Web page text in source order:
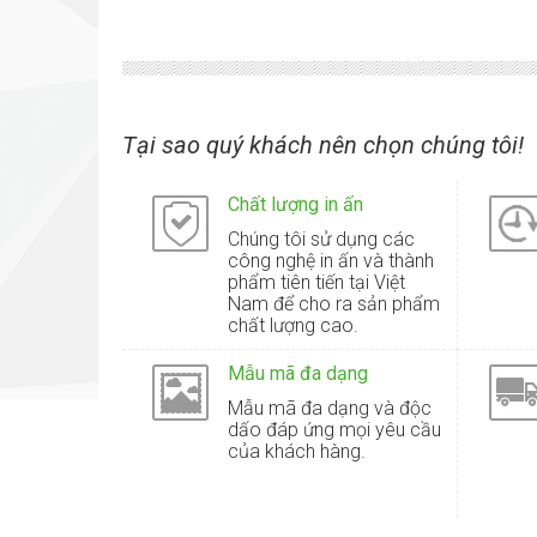
Tại sao quý khách nên chọn chúng tôi!
Chất lượng in ấn
Chúng tôi sử dụng các
công nghệ in ấn và thành
phẩm tiên tiến tại Việt
Nam để cho ra sản phẩm
chất lượng cao.
Mẫu mã đa dạng
Mẫu mã đa dạng và độc
dấo đáp ứng mọi yêu cầu
của khách hàng.